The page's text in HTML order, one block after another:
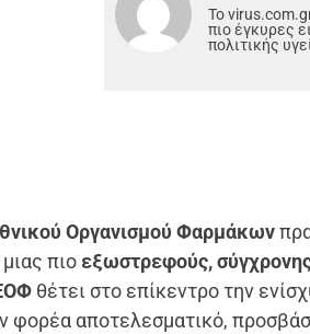
Το
πιο έγκυρες
πολιτικής
Οργανισμού Φαρμάκων
πιο εξωστρεφούς,
θέτει στο επίκεντρο την
φορέα αποτελεσματικό,